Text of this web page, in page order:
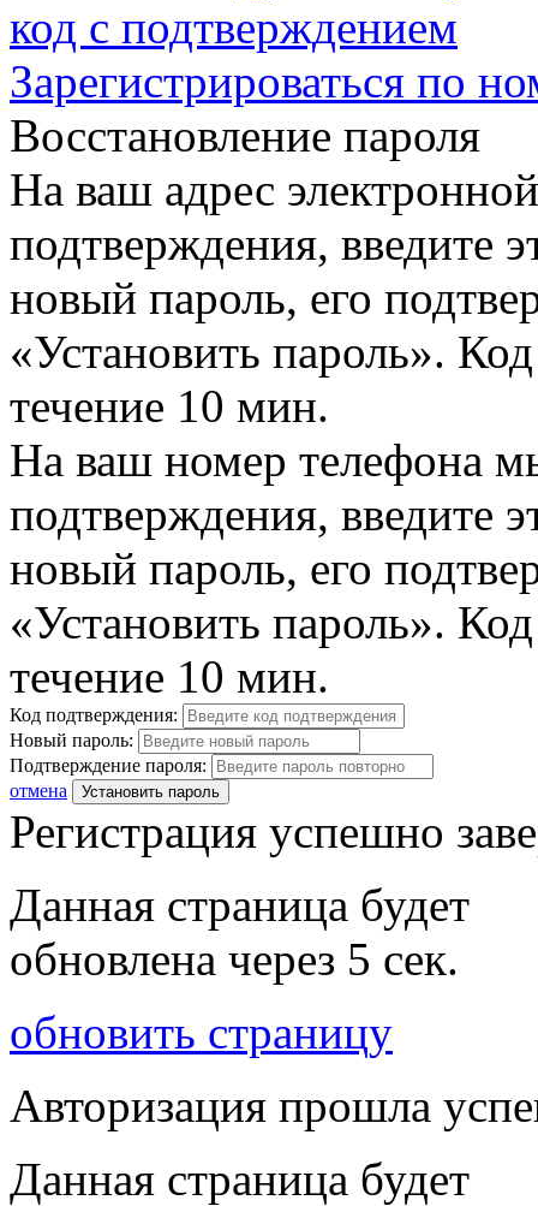
код с подтверждением
Зарегистрироваться по
Восстановление пароля
На ваш адрес
подтверждения, введите
новый пароль, его
«Установить пароль».
течение 10 мин.
На ваш номер телефона
подтверждения, введите
новый пароль, его
«Установить пароль».
течение 10 мин.
Код подтверждения:
Новый пароль:
Подтверждение пароля:
отмена
Установить пароль
Регистрация успешно
Данная страница будет
обновлена через 5 сек.
обновить страницу
Авторизация прошла
Данная страница будет